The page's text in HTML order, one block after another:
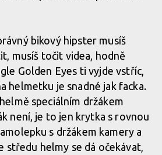
bikový hipster musíš
musíš točit videa, hodně
Golden Eyes ti vyjde vstříc,
helmetku je snadné jak facka.
speciálním držákem
není, je to jen krytka s rovnou
s držákem kamery a
středu helmy se dá očekávat,